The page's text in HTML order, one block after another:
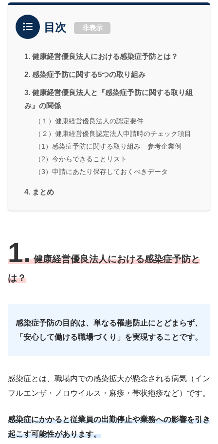
目次 非表示
1. 健康経営優良法人における感染症予防とは？
2. 感染症予防に関する5つの取り組み
3. 健康経営優良法人と『感染症予防に関する取り組
み』の関係
（１）健康経営優良法人の認定要件
（２）健康経営優良認定法人申請時のチェック項目
（1）感染症予防に関する取り組み 参考企業例
（2）今からできることリスト
（3）申請にあたり保存しておくべきデータ
4. まとめ
1.健康経営優良法人における感染症予防と
は？
感染症予防の目的は、単なる罹患防止にとどまらず、
「安心して働ける職場づくり」を実現することです。
感染症とは、職場内での感染拡大が懸念される病気（イン
フルエンザ・ノロウイルス・麻疹・帯状疱疹など）です。
感染症にかかると従業員の出勤停止や業務への影響を引き
起こす可能性があります。